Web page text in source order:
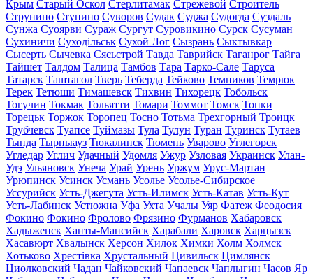
Крым Старый Оскол Стерлитамак Стрежевой Строитель
Струнино Ступино Суворов Судак Суджа Судогда Суздаль
Сунжа Суоярви Сураж Сургут Суровикино Сурск Сусуман
Сухиничи Суходільськ Сухой Лог Сызрань Сыктывкар
Сысерть Сычевка Сясьстрой Тавда Таврийск Таганрог Тайга
Тайшет Талдом Талица Тамбов Тара Тарко-Сале Таруса
Татарск Таштагол Тверь Теберда Тейково Темников Темрюк
Терек Тетюши Тимашевск Тихвин Тихорецк Тобольск
Тогучин Токмак Тольятти Томари Томмот Томск Топки
Торецьк Торжок Торопец Тосно Тотьма Трехгорный Троицк
Трубчевск Туапсе Туймазы Тула Тулун Туран Туринск Тутаев
Тында Тырныауз Тюкалинск Тюмень Уварово Углегорск
Угледар Углич Удачный Удомля Ужур Узловая Украинск Улан-
Удэ Ульяновск Унеча Урай Урень Уржум Урус-Мартан
Урюпинск Усинск Усмань Усолье Усолье-Сибирское
Уссурийск Усть-Джегута Усть-Илимск Усть-Катав Усть-Кут
Усть-Лабинск Устюжна Уфа Ухта Учалы Уяр Фатеж Феодосия
Фокино Фокино Фролово Фрязино Фурманов Хабаровск
Хадыженск Ханты-Мансийск Харабали Харовск Харцызск
Хасавюрт Хвалынск Херсон Хилок Химки Холм Холмск
Хотьково Хрестівка Хрустальный Цивильск Цимлянск
Циолковский Чадан Чайковский Чапаевск Чаплыгин Часов Яр